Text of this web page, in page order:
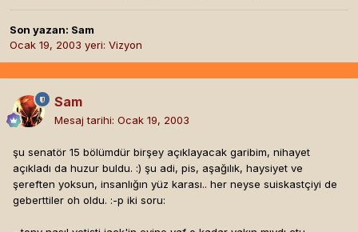
Son yazan: Sam
Ocak 19, 2003 yeri: Vizyon
Sam
Mesaj tarihi: Ocak 19, 2003
şu senatör 15 bölümdür birşey açıklayacak garibim, nihayet
açıkladı da huzur buldu. :) şu adi, pis, aşağılık, haysiyet ve
şereften yoksun, insanlığın yüz karası.. her neyse suiskastçiyi de
geberttiler oh oldu. :-p iki soru: